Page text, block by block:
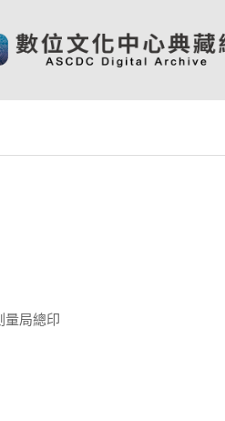
量局總印